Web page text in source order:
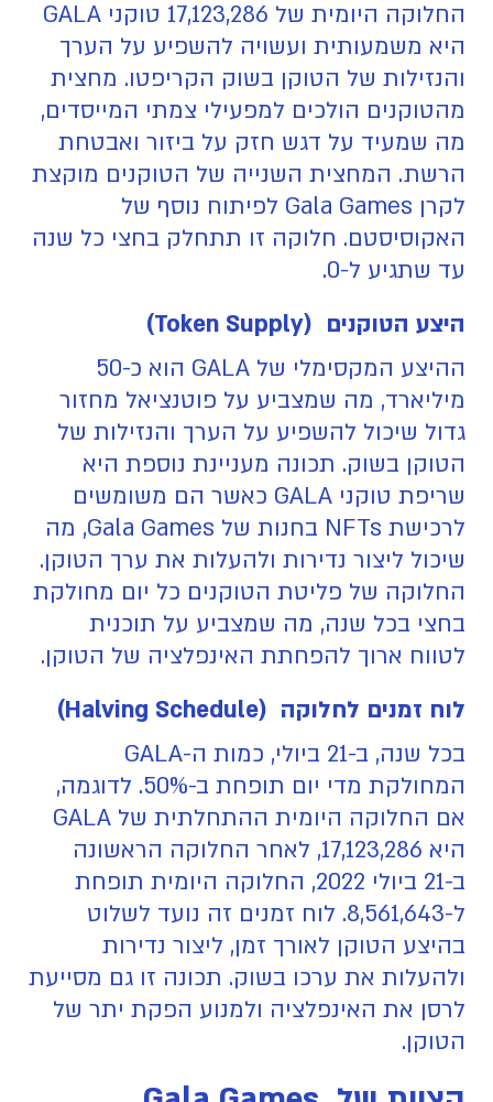
החלוקה היומית של 17,123,286 טוקני GALA
היא משמעותית ועשויה להשפיע על הערך
והנזילות של הטוקן בשוק הקריפטו. מחצית
מהטוקנים הולכים למפעילי צמתי המייסדים,
מה שמעיד על דגש חזק על ביזור ואבטחת
הרשת. המחצית השנייה של הטוקנים מוקצת
לקרן Gala Games לפיתוח נוסף של
האקוסיסטם. חלוקה זו תתחלק בחצי כל שנה
עד שתגיע ל-0.
היצע הטוקנים (Token Supply)
ההיצע המקסימלי של GALA הוא כ-50
מיליארד, מה שמצביע על פוטנציאל מחזור
גדול שיכול להשפיע על הערך והנזילות של
הטוקן בשוק. תכונה מעניינת נוספת היא
שריפת טוקני GALA כאשר הם משומשים
לרכישת NFTs בחנות של Gala Games, מה
שיכול ליצור נדירות ולהעלות את ערך הטוקן.
החלוקה של פליטת הטוקנים כל יום מחולקת
בחצי בכל שנה, מה שמצביע על תוכנית
לטווח ארוך להפחתת האינפלציה של הטוקן.
לוח זמנים לחלוקה (Halving Schedule)
בכל שנה, ב-21 ביולי, כמות ה-GALA
המחולקת מדי יום תופחת ב-50%. לדוגמה,
אם החלוקה היומית ההתחלתית של GALA
היא 17,123,286, לאחר החלוקה הראשונה
ב-21 ביולי 2022, החלוקה היומית תופחת
ל-8,561,643. לוח זמנים זה נועד לשלוט
בהיצע הטוקן לאורך זמן, ליצור נדירות
ולהעלות את ערכו בשוק. תכונה זו גם מסייעת
לרסן את האינפלציה ולמנוע הפקת יתר של
הטוקן.